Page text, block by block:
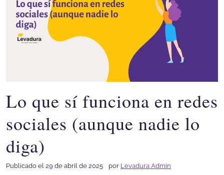
Lo que sí funciona en redes
sociales (aunque nadie lo
diga)
Publicado el 29 de abril de 2025 por Levadura Admin